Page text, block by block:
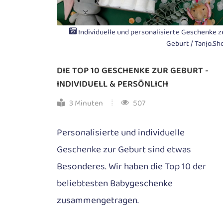
Individuelle und personalisierte Geschenke
Geburt /
DIE TOP 10 GESCHENKE ZUR GEBURT -
INDIVIDUELL & PERSÖNLICH
3 Minuten 507
Personalisierte und individuelle
Geschenke zur Geburt sind etwas
Besonderes. Wir haben die Top 10 der
beliebtesten Babygeschenke
zusammengetragen.